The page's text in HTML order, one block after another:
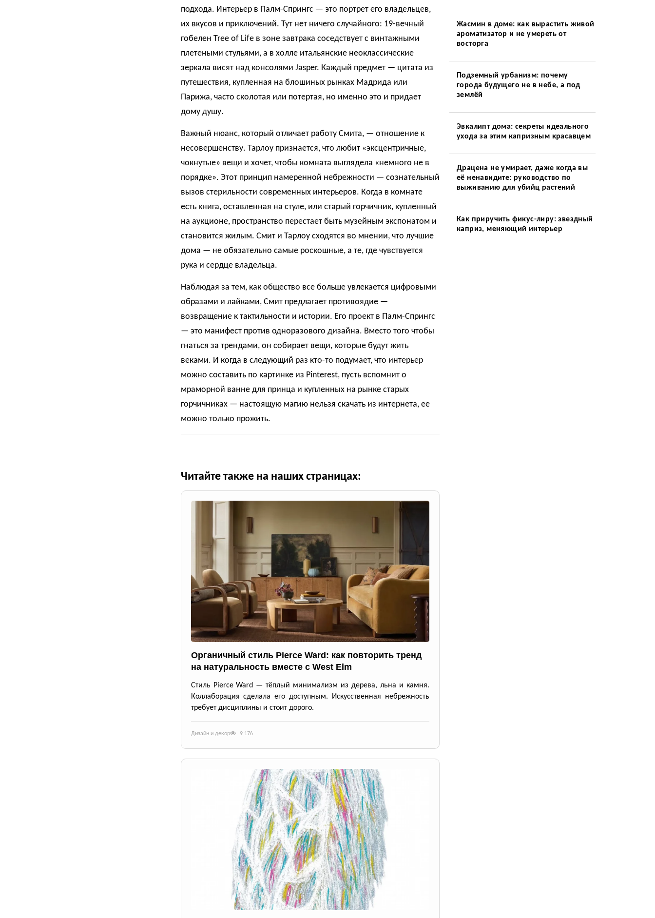
подхода. Интерьер в Палм-Спрингс — это портрет его владельцев,
их вкусов и приключений. Тут нет ничего случайного: 19-вечный
гобелен Tree of Life в зоне завтрака соседствует с винтажными
плетеными стульями, а в холле итальянские неоклассические
зеркала висят над консолями Jasper. Каждый предмет — цитата из
путешествия, купленная на блошиных рынках Мадрида или
Парижа, часто сколотая или потертая, но именно это и придает
дому душу.
Важный нюанс, который отличает работу Смита, — отношение к
несовершенству. Тарлоу признается, что любит «эксцентричные,
чокнутые» вещи и хочет, чтобы комната выглядела «немного не в
порядке». Этот принцип намеренной небрежности — сознательный
вызов стерильности современных интерьеров. Когда в комнате
есть книга, оставленная на стуле, или старый горчичник, купленный
на аукционе, пространство перестает быть музейным экспонатом и
становится жилым. Смит и Тарлоу сходятся во мнении, что лучшие
дома — не обязательно самые роскошные, а те, где чувствуется
рука и сердце владельца.
Наблюдая за тем, как общество все больше увлекается цифровыми
образами и лайками, Смит предлагает противоядие —
возвращение к тактильности и истории. Его проект в Палм-Спрингс
— это манифест против одноразового дизайна. Вместо того чтобы
гнаться за трендами, он собирает вещи, которые будут жить
веками. И когда в следующий раз кто-то подумает, что интерьер
можно составить по картинке из Pinterest, пусть вспомнит о
мраморной ванне для принца и купленных на рынке старых
горчичниках — настоящую магию нельзя скачать из интернета, ее
можно только прожить.
Читайте также на наших страницах:
Органичный стиль Pierce Ward: как повторить тренд
на натуральность вместе с West Elm
Стиль Pierce Ward — тёплый минимализм из дерева, льна и камня.
Коллаборация сделала его доступным. Искусственная небрежность
требует дисциплины и стоит дорого.
Дизайн и декор 9 176
Жасмин в доме: как вырастить живой
ароматизатор и не умереть от
восторга
Подземный урбанизм: почему
города будущего не в небе, а под
землёй
Эвкалипт дома: секреты идеального
ухода за этим капризным красавцем
Драцена не умирает, даже когда вы
её ненавидите: руководство по
выживанию для убийц растений
Как приручить фикус-лиру: звездный
каприз, меняющий интерьер